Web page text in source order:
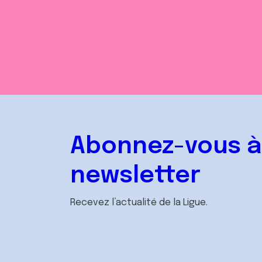
Abonnez-vous
newsletter
Recevez l’actualité de la Ligue.